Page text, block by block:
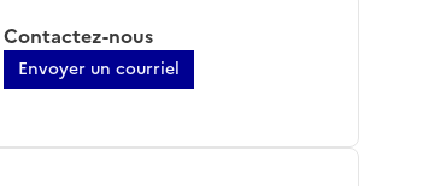
Contactez-nous
Envoyer un courriel